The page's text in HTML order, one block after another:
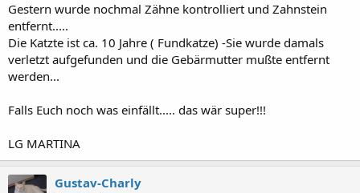
Gestern wurde nochmal Zähne kontrolliert und Zahnstein
entfernt.....
Die Katzte ist ca. 10 Jahre ( Fundkatze) -Sie wurde damals
verletzt aufgefunden und die Gebärmutter mußte entfernt
werden...
Falls Euch noch was einfällt..... das wär super!!!
LG MARTINA
Gustav-Charly